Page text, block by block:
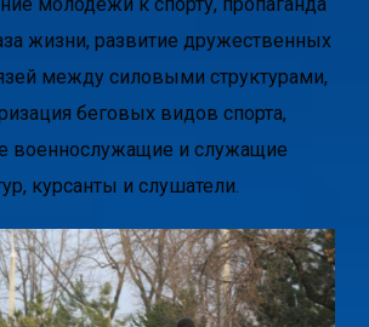
молодежи к спорту, пропаганда
жизни, развитие дружественных
между силовыми структурами,
беговых видов спорта,
военнослужащие и служащие
курсанты и слушатели.